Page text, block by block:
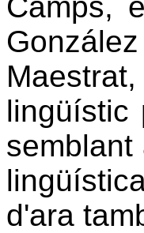
lingüístic
d'ara